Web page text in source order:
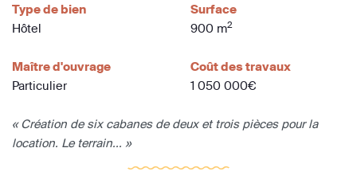
Type de bien
Hôtel
Surface
900 m2
Maître d'ouvrage
Particulier
Coût des travaux
1 050 000€
« Création de six cabanes de deux et trois pièces pour la
location. Le terrain... »